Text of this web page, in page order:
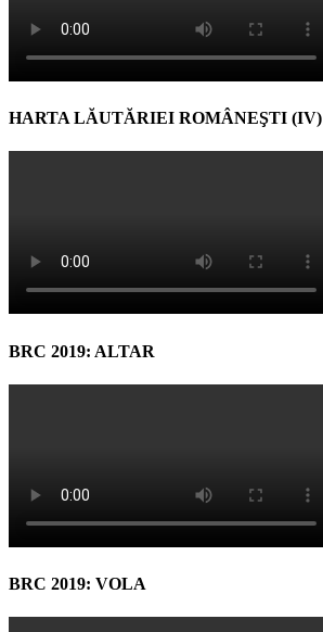
HARTA LĂUTĂRIEI ROMÂNEŞTI (IV)
BRC 2019: ALTAR
BRC 2019: VOLA